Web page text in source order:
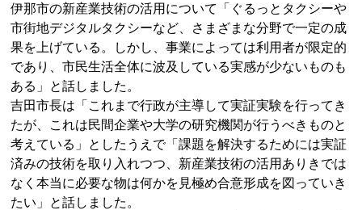
伊那市の新産業技術の活用について「ぐるっとタクシーや
市街地デジタルタクシーなど、さまざまな分野で一定の成
果を上げている。しかし、事業によっては利用者が限定的
であり、市民生活全体に波及している実感が少ないものも
ある」と話しました。
吉田市長は「これまで行政が主導して実証実験を行ってき
たが、これは民間企業や大学の研究機関が行うべきものと
考えている」としたうえで「課題を解決するためには実証
済みの技術を取り入れつつ、新産業技術の活用ありきでは
なく本当に必要な物は何かを見極め合意形成を図っていき
たい」と話しました。